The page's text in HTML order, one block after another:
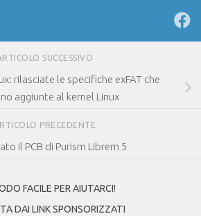
SUCCESSIVO
rilasciate le specifiche exFAT che
aggiunte al kernel Linux
PRECEDENTE
il PCB di Purism Librem 5
FACILE PER AIUTARCI!
DAI LINK SPONSORIZZATI